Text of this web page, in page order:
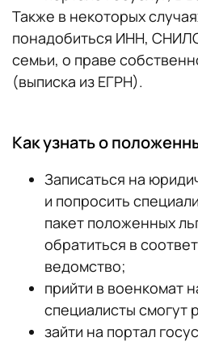
Также в некоторых
понадобиться ИНН,
семьи, о праве
(выписка из ЕГРН).
Как узнать о
Записаться на
и попросить
пакет положенных
обратиться в
ведомство;
прийти в военкомат
специалисты смогут
зайти на портал